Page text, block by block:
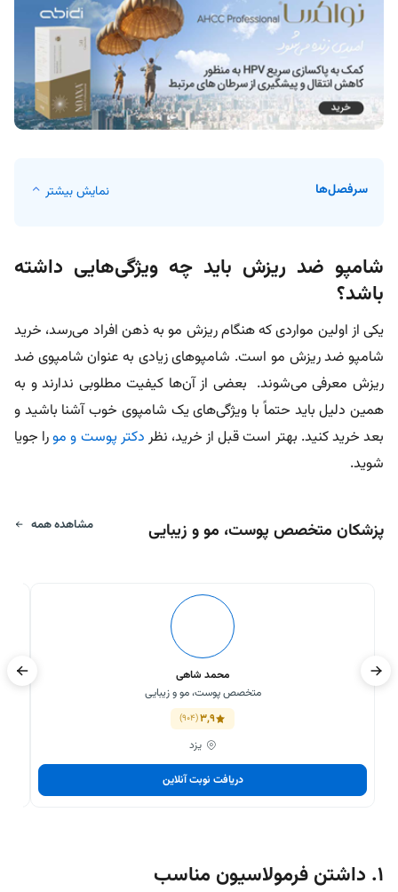
سرفصل‌ها نمایش بیشتر
شامپو ضد ریزش باید چه ویژگی‌هایی داشته
باشد؟
یکی از اولین مواردی که هنگام ریزش مو به ذهن افراد می‌رسد، خرید
شامپو ضد ریزش مو است. شامپو‌های زیادی به عنوان شامپوی ضد
ریزش معرفی می‌شوند. بعضی از آن‌ها کیفیت مطلوبی ندارند و به
همین دلیل باید حتماً با ویژگی‌های یک شامپوی خوب آشنا باشید و
بعد خرید کنید. بهتر است قبل از خرید، نظر دکتر پوست و مورا جویا
شوید.
پزشکان متخصص پوست، مو و زیبایی مشاهده همه
محمد شاهی
متخصص پوست، مو و زیبایی
3,9
(904)
یزد
دریافت نوبت آنلاین
۱. داشتن فرمولاسیون مناسب